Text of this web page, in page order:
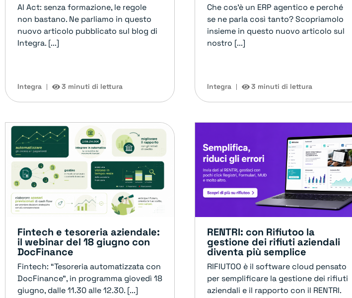
AI Act: senza formazione, le regole
non bastano. Ne parliamo in questo
nuovo articolo pubblicato sul blog di
Integra. [...]
Integra 3 minuti di lettura
Che cos'è un ERP agentico e perché
se ne parla così tanto? Scopriamolo
insieme in questo nuovo articolo sul
nostro [...]
Integra 3 minuti di lettura
Fintech e tesoreria aziendale:
il webinar del 18 giugno con
DocFinance
Fintech: “Tesoreria automatizzata con
DocFinance”, in programma giovedì 18
giugno, dalle 11.30 alle 12.30. [...]
RENTRI: con Rifiutoo la
gestione dei rifiuti aziendali
diventa più semplice
RIFIUTOO è il software cloud pensato
per semplificare la gestione dei rifiuti
aziendali e il rapporto con il RENTRI.